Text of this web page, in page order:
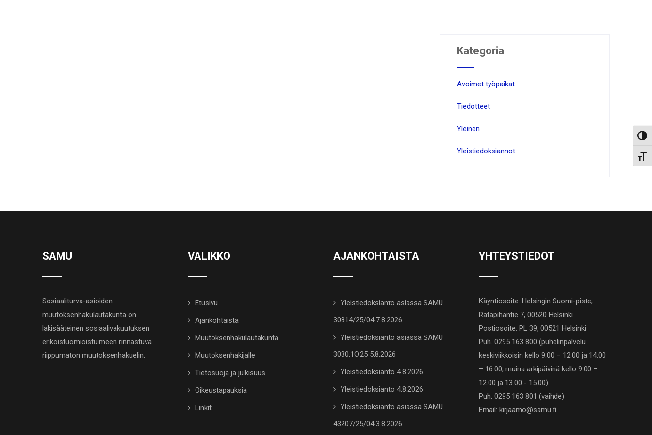
Kategoria
Avoimet työpaikat
Tiedotteet
Yleinen
Yleistiedoksiannot
SAMU
Sosiaaliturva-asioiden
muutoksenhakulautakunta on
lakisääteinen sosiaalivakuutuksen
erikoistuomioistuimeen rinnastuva
riippumaton muutoksenhakuelin.
VALIKKO
Etusivu
Ajankohtaista
Muutoksenhakulautakunta
Muutoksenhakijalle
Tietosuoja ja julkisuus
Oikeustapauksia
Linkit
AJANKOHTAISTA
Yleistiedoksianto asiassa SAMU
30814/25/04 7.8.2026
Yleistiedoksianto asiassa SAMU
3030.1O.25 5.8.2026
Yleistiedoksianto 4.8.2026
Yleistiedoksianto 4.8.2026
Yleistiedoksianto asiassa SAMU
43207/25/04 3.8.2026
YHTEYSTIEDOT
Käyntiosoite: Helsingin Suomi-piste,
Ratapihantie 7, 00520 Helsinki
Postiosoite: PL 39, 00521 Helsinki
Puh. 0295 163 800 (puhelinpalvelu
keskiviikkoisin kello 9.00 – 12.00 ja 14.00
– 16.00, muina arkipäivinä kello 9.00 –
12.00 ja 13.00 - 15.00)
Puh. 0295 163 801 (vaihde)
Email: kirjaamo@samu.fi